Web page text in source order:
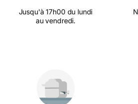
Jusqu'à 17h00 du lundi
au vendredi.